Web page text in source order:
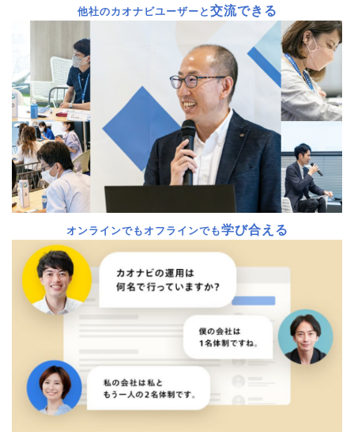
他社のカオナビユーザーと交流できる
オンラインでもオフラインでも学び合える